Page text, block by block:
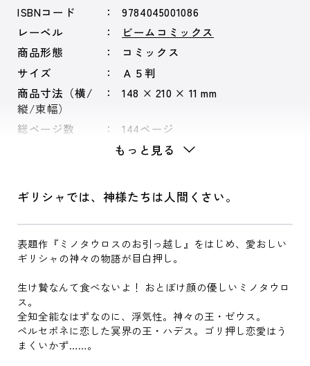
ISBNコード
9784045001086
レーベル
ビームコミックス
商品形態
コミックス
サイズ
Ａ５判
商品寸法（横/
縦/束幅）
148 × 210 × 11 mm
総ページ数 144ページ
もっと見る
ギリシャでは、神様たちは人間くさい。
表題作『ミノタウロスのお引っ越し』をはじめ、愛おしい
ギリシャの神々の物語が目白押し。
生け贄なんて食べないよ！ おとぼけ顔の優しいミノタウロ
ス。
全知全能なはずなのに、浮気性。神々の王・ゼウス。
ペルセポネに恋した冥界の王・ハデス。ゴリ押し恋愛はう
まくいかず……。